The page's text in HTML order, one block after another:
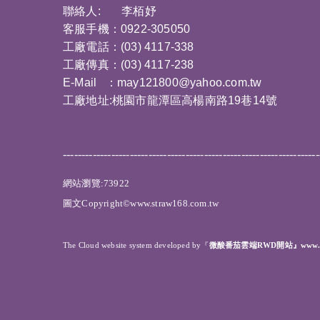
聯絡人: 李栢妤
客服手機：0922-305050
工廠電話：(03) 4117-338
工廠傳真：(03) 4117-238
E-Mail ： may121800@yahoo.com.tw
工廠地址:桃園市龍潭區高楊南路19巷14號
網站瀏覽:73922
圖文Copyright©www.straw168.com.tw
The Cloud website system developed by 『微酸番茄雲端RWD開站』